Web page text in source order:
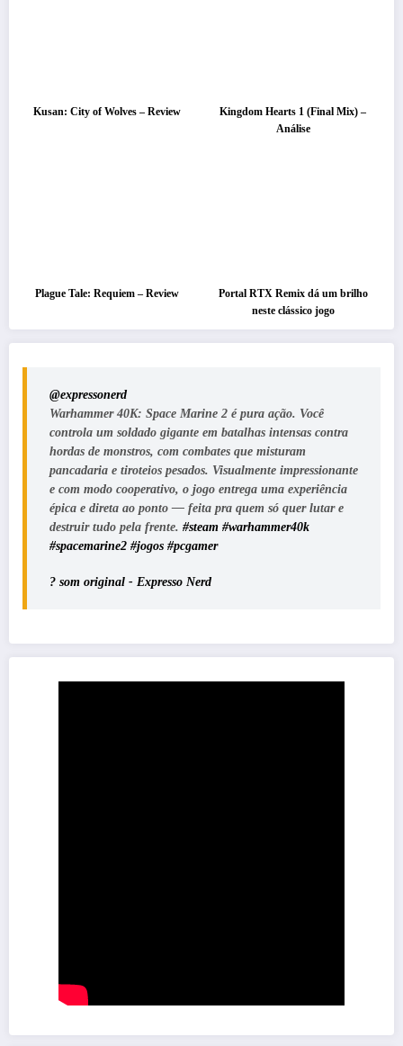
Kusan: City of Wolves – Review
Kingdom Hearts 1 (Final Mix) –
Análise
Plague Tale: Requiem – Review
Portal RTX Remix dá um brilho
neste clássico jogo
@expressonerd
Warhammer 40K: Space Marine 2 é pura ação. Você
controla um soldado gigante em batalhas intensas contra
hordas de monstros, com combates que misturam
pancadaria e tiroteios pesados. Visualmente impressionante
e com modo cooperativo, o jogo entrega uma experiência
épica e direta ao ponto — feita pra quem só quer lutar e
destruir tudo pela frente. #steam #warhammer40k
#spacemarine2 #jogos #pcgamer
? som original - Expresso Nerd